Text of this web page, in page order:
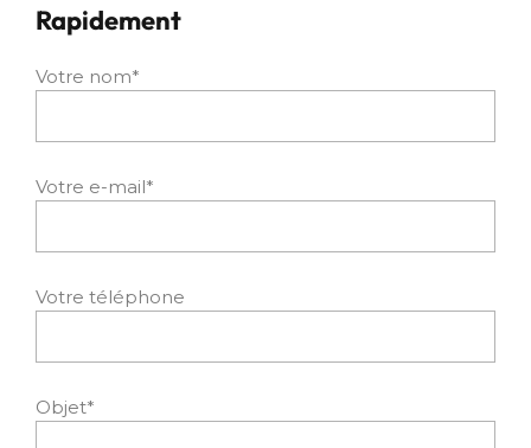
Rapidement
Votre nom*
Votre e-mail*
Votre téléphone
Objet*